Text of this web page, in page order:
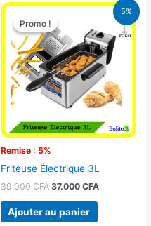
5%
Promo !
Remise : 5%
Promo !
Friteuse Électrique 3L
39.000CFA
Le
initial
était :
39.000 CFA.
37.000 CFA
Le
prix
actuel
est :
37.000 CFA.
Ajouter au panier